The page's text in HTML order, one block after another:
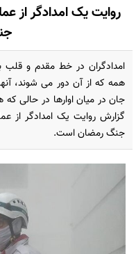
روایت یک امدادگر از
امدادگران در خط مقدم و قلب
همه که از آن دور می شوند،
جان در میان اوارها در حالی که
گزارش روایت یک امدادگر از
جنگ رمضان است.